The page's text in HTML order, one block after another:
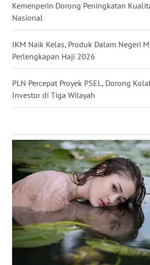
Kemenperin Dorong Peningkatan
Nasional
IKM Naik Kelas, Produk Dalam Negeri
Perlengkapan Haji 2026
PLN Percepat Proyek PSEL, Dorong
Investor di Tiga Wilayah
WN
DANAU
TOBA
WN
WN
TAPANULI
SELATAN
WN
TANJUNG
LESUNG
WN
KARO